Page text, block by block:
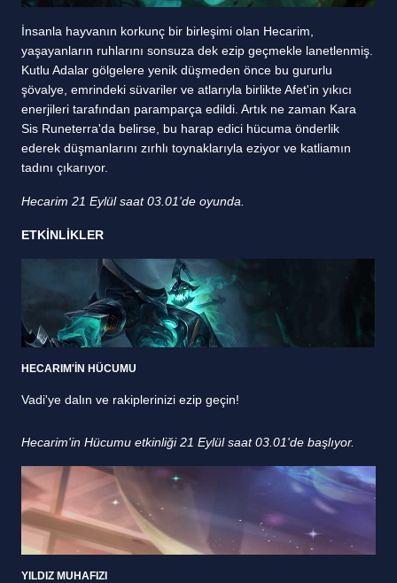
İnsanla hayvanın korkunç bir birleşimi olan Hecarim,
yaşayanların ruhlarını sonsuza dek ezip geçmekle lanetlenmiş.
Kutlu Adalar gölgelere yenik düşmeden önce bu gururlu
şövalye, emrindeki süvariler ve atlarıyla birlikte Afet'in yıkıcı
enerjileri tarafından paramparça edildi. Artık ne zaman Kara
Sis Runeterra'da belirse, bu harap edici hücuma önderlik
ederek düşmanlarını zırhlı toynaklarıyla eziyor ve katliamın
tadını çıkarıyor.
Hecarim 21 Eylül saat 03.01'de oyunda.
ETKİNLİKLER
HECARIM'İN HÜCUMU
Vadi'ye dalın ve rakiplerinizi ezip geçin!
Hecarim'in Hücumu etkinliği 21 Eylül saat 03.01'de başlıyor.
YILDIZ MUHAFIZI